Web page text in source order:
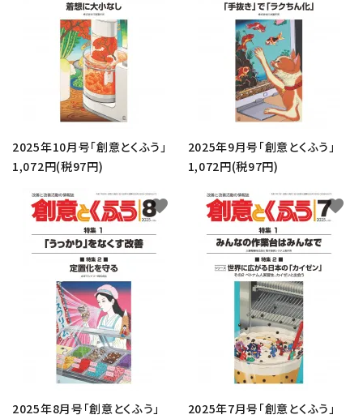
2025年10月号「創意とくふう」
1,072円(税97円)
2025年9月号「創意とくふう」
1,072円(税97円)
2025年8月号「創意とくふう」
favorite
2025年7月号「創意とくふう」
favorite
カテゴリー